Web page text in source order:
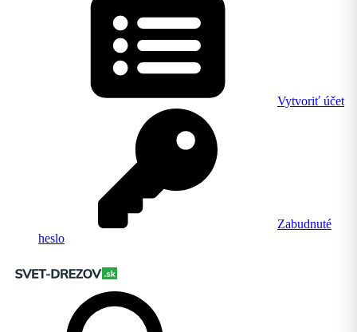
Vytvoriť účet
Zabudnuté
heslo